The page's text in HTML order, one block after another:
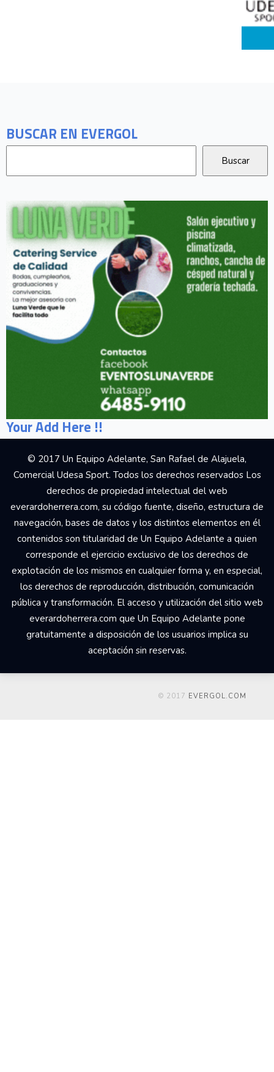
BUSCAR EN EVERGOL
Your Add Here !!
© 2017 Un Equipo Adelante, San Rafael de Alajuela,
Comercial Udesa Sport. Todos los derechos reservados Los
derechos de propiedad intelectual del web
everardoherrera.com, su código fuente, diseño, estructura de
navegación, bases de datos y los distintos elementos en él
contenidos son titularidad de Un Equipo Adelante a quien
corresponde el ejercicio exclusivo de los derechos de
explotación de los mismos en cualquier forma y, en especial,
los derechos de reproducción, distribución, comunicación
pública y transformación. El acceso y utilización del sitio web
everardoherrera.com que Un Equipo Adelante pone
gratuitamente a disposición de los usuarios implica su
aceptación sin reservas.
© 2017 EVERGOL.COM